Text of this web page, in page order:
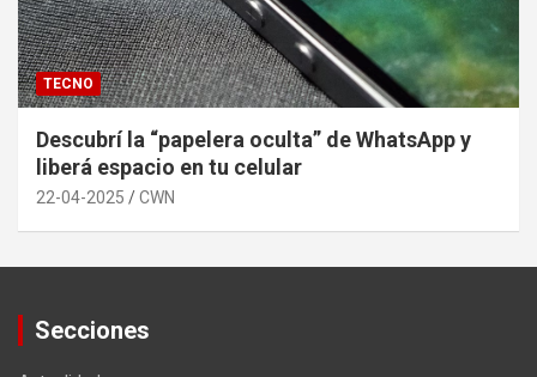
TECNO
Descubrí la “papelera oculta” de WhatsApp y
liberá espacio en tu celular
22-04-2025 CWN
Secciones